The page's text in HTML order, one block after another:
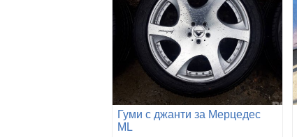
Гуми с джанти за Мерцедес
ML